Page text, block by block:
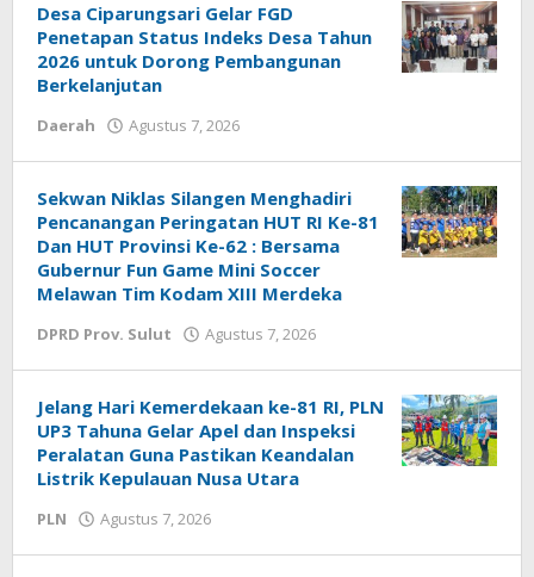
Desa Ciparungsari Gelar FGD
Penetapan Status Indeks Desa Tahun
2026 untuk Dorong Pembangunan
Berkelanjutan
Daerah Agustus 7, 2026
Sekwan Niklas Silangen Menghadiri
Pencanangan Peringatan HUT RI Ke-81
Dan HUT Provinsi Ke-62 : Bersama
Gubernur Fun Game Mini Soccer
Melawan Tim Kodam XIII Merdeka
DPRD Prov. Sulut Agustus 7, 2026
Jelang Hari Kemerdekaan ke-81 RI, PLN
UP3 Tahuna Gelar Apel dan Inspeksi
Peralatan Guna Pastikan Keandalan
Listrik Kepulauan Nusa Utara
PLN Agustus 7, 2026